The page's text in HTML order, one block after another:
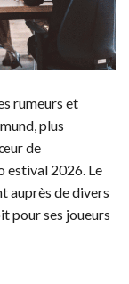
rumeurs et
plus
de
estival 2026. Le
auprès de divers
pour ses joueurs